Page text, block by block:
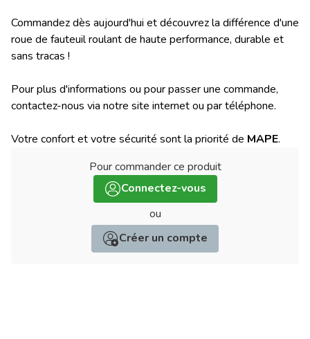
Commandez dès aujourd'hui et découvrez la différence d'une
roue de fauteuil roulant de haute performance, durable et
sans tracas !
Pour plus d'informations ou pour passer une commande,
contactez-nous via notre site internet ou par téléphone.
Votre confort et votre sécurité sont la priorité de MAPE.
Pour commander ce produit:
Connectez-vous
ou
Créer un compte